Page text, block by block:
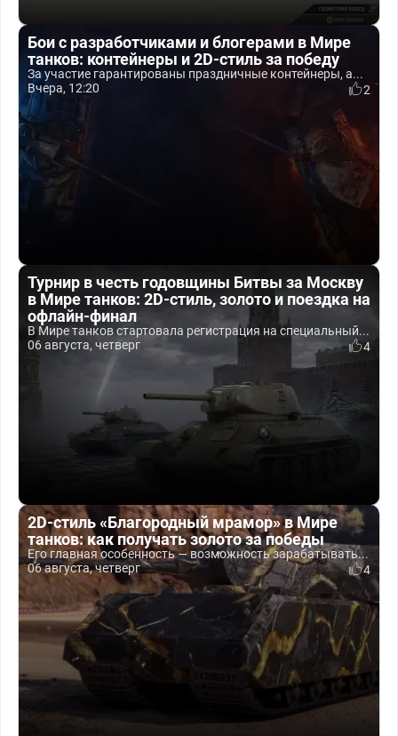
Бои с разработчиками и блогерами в Мире
танков: контейнеры и 2D-стиль за победу
За участие гарантированы праздничные контейнеры, а...
Вчера, 12:20
2
Турнир в честь годовщины Битвы за Москву
в Мире танков: 2D-стиль, золото и поездка на
офлайн-финал
В Мире танков стартовала регистрация на специальный...
06 августа, четверг
4
2D-стиль «Благородный мрамор» в Мире
танков: как получать золото за победы
Его главная особенность — возможность зарабатывать...
06 августа, четверг
4